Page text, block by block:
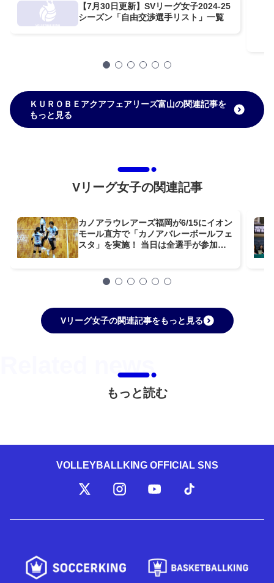
【7月30日更新】SVリーグ女子2024-25
シーズン「自由交渉選手リスト」一覧
ＫＵＲＯＢＥアクアフェアリーズ富山の関連記事を
もっと見る
Vリーグ女子の関連記事
カノアラウレアーズ福岡が6/15にイオン
モール直方で「カノアバレーボールフェ
スタ」を実施！ 当日は全選手が参加予
Vリーグ女子の関連記事をもっと見る
もっと読む
VOLLEYBALLKING OFFICIAL SNS